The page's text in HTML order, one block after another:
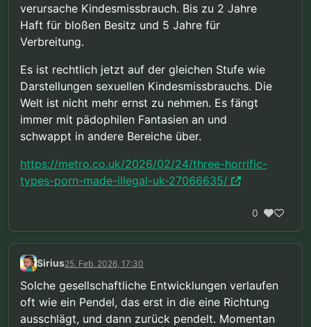
verursache Kindesmissbrauch. Bis zu 2 Jahre
Haft für bloßen Besitz und 5 Jahre für
Verbreitung.
Es ist rechtlich jetzt auf der gleichen Stufe wie
Darstellungen sexuellen Kindesmissbrauchs. Die
Welt ist nicht mehr ernst zu nehmen. Es fängt
immer mit pädophilen Fantasien an und
schwappt in andere Bereiche über.
https://metro.co.uk/2026/02/24/three-horrific-
types-porn-made-illegal-uk-27066635/
0
Sirius25. Feb. 2026, 17:30
Solche gesellschaftliche Entwicklungen verlaufen
oft wie ein Pendel, das erst in die eine Richtung
ausschlägt, und dann zurück pendelt. Momentan